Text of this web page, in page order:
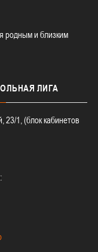
родным и близким
ЛИГА
23/1, (блок кабинетов
: